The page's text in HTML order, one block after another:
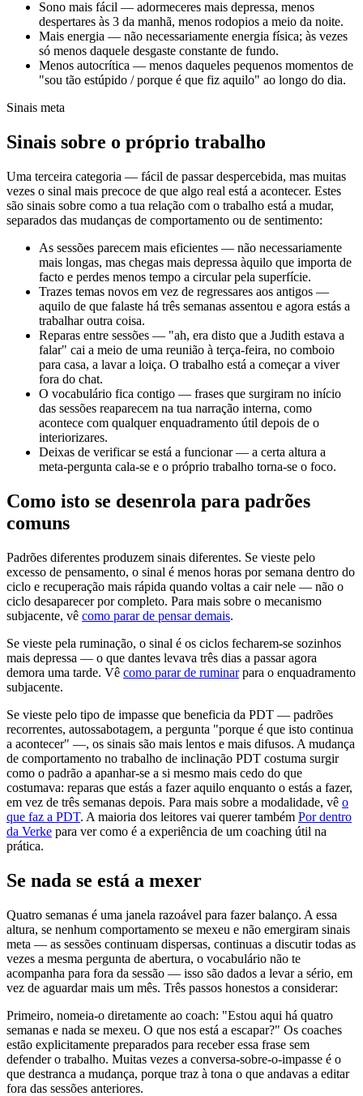
Sono mais fácil — adormeceres mais depressa, menos
despertares às 3 da manhã, menos rodopios a meio da noite.
Mais energia — não necessariamente energia física; às vezes
só menos daquele desgaste constante de fundo.
Menos autocrítica — menos daqueles pequenos momentos de
"sou tão estúpido / porque é que fiz aquilo" ao longo do dia.
Sinais meta
Sinais sobre o próprio trabalho
Uma terceira categoria — fácil de passar despercebida, mas muitas
vezes o sinal mais precoce de que algo real está a acontecer. Estes
são sinais sobre como a tua relação com o trabalho está a mudar,
separados das mudanças de comportamento ou de sentimento:
As sessões parecem mais eficientes — não necessariamente
mais longas, mas chegas mais depressa àquilo que importa de
facto e perdes menos tempo a circular pela superfície.
Trazes temas novos em vez de regressares aos antigos —
aquilo de que falaste há três semanas assentou e agora estás a
trabalhar outra coisa.
Reparas entre sessões — "ah, era disto que a Judith estava a
falar" cai a meio de uma reunião à terça-feira, no comboio
para casa, a lavar a loiça. O trabalho está a começar a viver
fora do chat.
O vocabulário fica contigo — frases que surgiram no início
das sessões reaparecem na tua narração interna, como
acontece com qualquer enquadramento útil depois de o
interiorizares.
Deixas de verificar se está a funcionar — a certa altura a
meta-pergunta cala-se e o próprio trabalho torna-se o foco.
Como isto se desenrola para padrões
comuns
Padrões diferentes produzem sinais diferentes. Se vieste pelo
excesso de pensamento, o sinal é menos horas por semana dentro do
ciclo e recuperação mais rápida quando voltas a cair nele — não o
ciclo desaparecer por completo. Para mais sobre o mecanismo
subjacente, vê como parar de pensar demais.
Se vieste pela ruminação, o sinal é os ciclos fecharem-se sozinhos
mais depressa — o que dantes levava três dias a passar agora
demora uma tarde. Vê como parar de ruminarpara o enquadramento
subjacente.
Se vieste pelo tipo de impasse que beneficia da PDT — padrões
recorrentes, autossabotagem, a pergunta "porque é que isto continua
a acontecer" —, os sinais são mais lentos e mais difusos. A mudança
de comportamento no trabalho de inclinação PDT costuma surgir
como o padrão a apanhar-se a si mesmo mais cedo do que
costumava: reparas que estás a fazer aquilo enquanto o estás a fazer,
em vez de três semanas depois. Para mais sobre a modalidade, vê o
que faz a PDT. A maioria dos leitores vai querer também Por dentro
da Verke para ver como é a experiência de um coaching útil na
prática.
Se nada se está a mexer
Quatro semanas é uma janela razoável para fazer balanço. A essa
altura, se nenhum comportamento se mexeu e não emergiram sinais
meta — as sessões continuam dispersas, continuas a discutir todas as
vezes a mesma pergunta de abertura, o vocabulário não te
acompanha para fora da sessão — isso são dados a levar a sério, em
vez de aguardar mais um mês. Três passos honestos a considerar:
Primeiro, nomeia-o diretamente ao coach: "Estou aqui há quatro
semanas e nada se mexeu. O que nos está a escapar?" Os coaches
estão explicitamente preparados para receber essa frase sem
defender o trabalho. Muitas vezes a conversa-sobre-o-impasse é o
que destranca a mudança, porque traz à tona o que andavas a editar
fora das sessões anteriores.